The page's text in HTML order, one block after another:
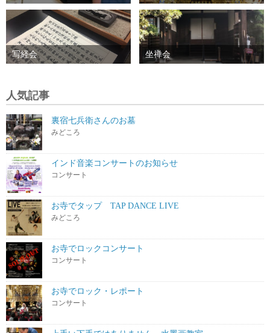
写経会 坐禅会
人気記事
裏宿七兵衛さんのお墓
みどころ
インド音楽コンサートのお知らせ
コンサート
お寺でタップ TAP DANCE LIVE
みどころ
お寺でロックコンサート
コンサート
お寺でロック・レポート
コンサート